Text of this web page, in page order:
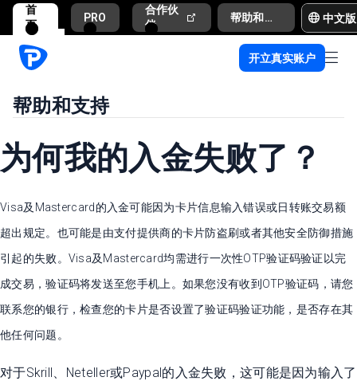
首
页
PRO
合作伙
伴
帮助和支持 中文版
开立真实账户
帮助和支持
为何我的入金失败了？
Visa及Mastercard的入金可能因为卡片信息输入错误或日转账交易额
超出规定。也可能是由支付提供商的卡片防盗刷或者其他安全防御措施
引起的失败。Visa及Mastercard均需进行一次性OTP验证码验证以完
成交易，验证码将发送至您手机上。如果您没有收到OTP验证码，请您
联系您的银行，检查您的卡片是否设置了验证码验证功能，是否存在其
他任何问题。
对于Skrill、Neteller或Paypal的入金失败，这可能是因为输入了